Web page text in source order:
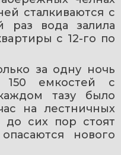
сталкиваются с
раз вода залила
с 12-го по
за одну ночь
емкостей с
тазу было
на лестничных
до сих пор стоят
нового